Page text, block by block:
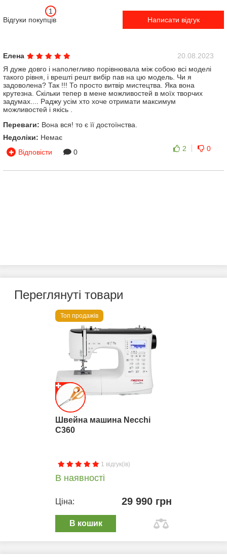
Відгуки покупців
1
Написати відгук
Елена
20.08.2023
Я дуже довго і наполегливо порівнювала між собою всі моделі
такого рівня, і врешті решт вибір пав на цю модель. Чи я
задоволена? Так !!! То просто витвір мистецтва. Яка вона
крутезна. Скільки тепер в мене можливостей в моїх творчих
задумах.... Раджу усім хто хоче отримати максимум
можливостей і якісь .
Переваги: Вона вся! то є її достоїнства.
Недоліки: Немає
Відповісти
0 2 0
Переглянуті товари
Топ продажів
Швейна машина Necchi
C360
1 відгук(ів)
В наявності
Ціна: 29 990 грн
В кошик